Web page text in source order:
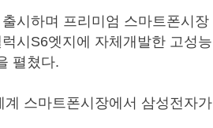
시하며 프리미엄 스마트폰시장
시S6엣지에 자체개발한 고성능
펼쳤다.
스마트폰시장에서 삼성전자가